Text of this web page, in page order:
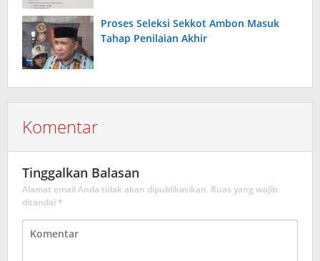
Pembangunan Di hentikan di duga
ilegal
Proses Seleksi Sekkot Ambon Masuk
Tahap Penilaian Akhir
Komentar
Tinggalkan Balasan
Alamat email Anda tidak akan dipublikasikan. Ruas yang wajib
ditandai *